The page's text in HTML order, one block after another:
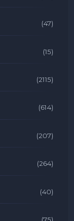
(47)
(15)
(2115)
(614)
(207)
(264)
(40)